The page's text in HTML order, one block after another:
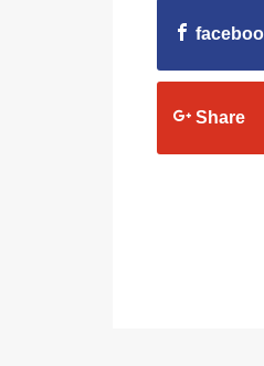
Share